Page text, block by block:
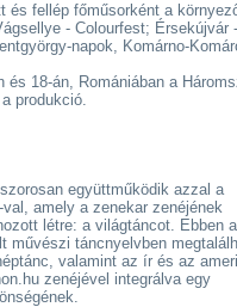
és fellép főműsorként a
- Colourfest; Érsekújvár
napok, Komárno-
és 18-án, Romániában a
produkció.
együttműködik azzal a
amely a zenekar zenéjének
létre: a világtáncot. Ebben
művészi táncnyelvben
valamint az ír és az
zenéjével integrálva egy